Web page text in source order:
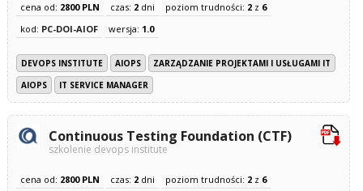
cena od: 2800 PLN czas: 2dni poziom trudności: 2z 6
kod: PC-DOI-AIOF wersja: 1.0
DEVOPS INSTITUTE AIOPS
ZARZĄDZANIE PROJEKTAMI I USŁUGAMI IT
AIOPS
IT SERVICE MANAGER
Continuous Testing Foundation (CTF)
szkolenie devops institute
cena od: 2800 PLN czas: 2dni poziom trudności: 2z 6